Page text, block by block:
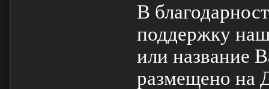
В
поддержку
или название
размещено на